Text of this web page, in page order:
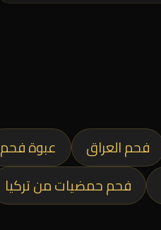
فحم العراق عبوة فحم
فحم حمضيات من تركيا